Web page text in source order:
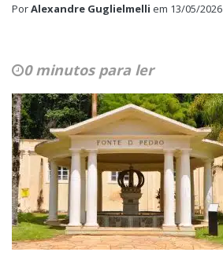
PorAlexandre Guglielmelli em 13/05/2026
0 minutos para ler